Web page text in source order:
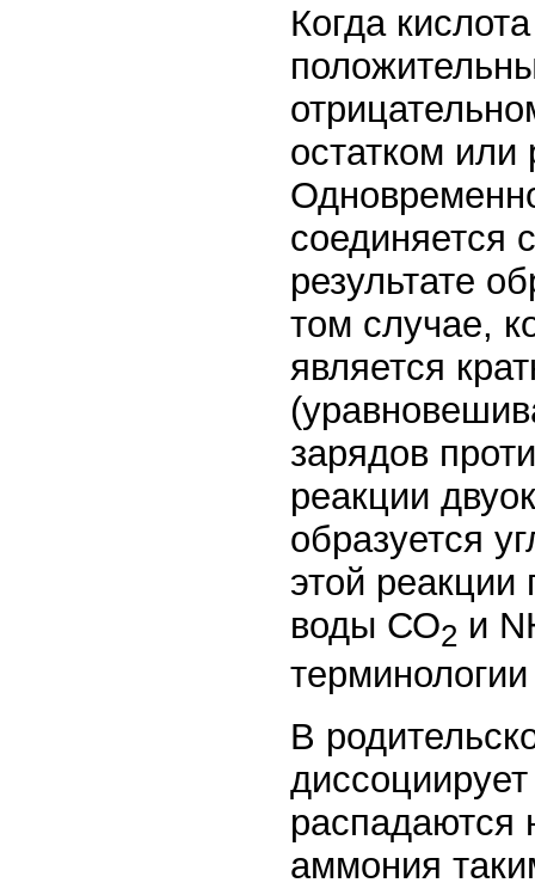
Когда
остатком или
соединяется
результате
том случае,
является
зарядов
реакции
образуется
этой реакции
воды СО2 и
В
распадаются
аммония